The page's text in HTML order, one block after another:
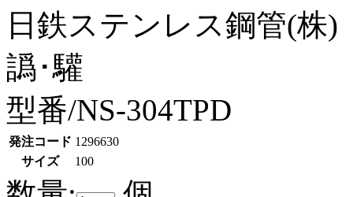
日鉄ステンレス鋼管(株)
譌･驩
型番/NS-304TPD
発注コード 1296630
サイズ
100